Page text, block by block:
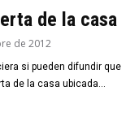
de la casa
de 2012
si pueden difundir que
de la casa ubicada...